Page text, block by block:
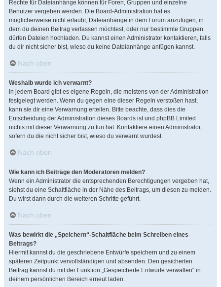
Rechte für Dateianhänge können für Foren, Gruppen und einzelne
Benutzer vergeben werden. Die Board-Administration hat es
möglicherweise nicht erlaubt, Dateianhänge in dem Forum anzufügen, in
dem du deinen Beitrag verfassen möchtest, oder nur bestimmte Gruppen
dürfen Dateien hochladen. Du kannst einen Administrator kontaktieren, falls
du dir nicht sicher bist, wieso du keine Dateianhänge anfügen kannst.
Nach oben
Weshalb wurde ich verwarnt?
In jedem Board gibt es eigene Regeln, die meistens von der Administration
festgelegt werden. Wenn du gegen eine dieser Regeln verstoßen hast,
kann sie dir eine Verwarnung erteilen. Bitte beachte, dass dies die
Entscheidung der Administration dieses Boards ist und phpBB Limited
nichts mit dieser Verwarnung zu tun hat. Kontaktiere einen Administrator,
sofern du die nicht sicher bist, wieso du verwarnt wurdest.
Nach oben
Wie kann ich Beiträge den Moderatoren melden?
Wenn ein Administrator die entsprechenden Berechtigungen vergeben hat,
siehst du eine Schaltfläche in der Nähe des Beitrags, um diesen zu melden.
Du wirst dann durch die weiteren Schritte geführt.
Nach oben
Was bewirkt die „Speichern“-Schaltfläche beim Schreiben eines
Beitrags?
Hiermit kannst du die geschriebene Entwürfe speichern und zu einem
späteren Zeitpunkt vervollständigen und absenden. Den gesicherten
Beitrag kannst du mit der Funktion „Gespeicherte Entwürfe verwalten“ in
deinem persönlichen Bereich erneut laden.